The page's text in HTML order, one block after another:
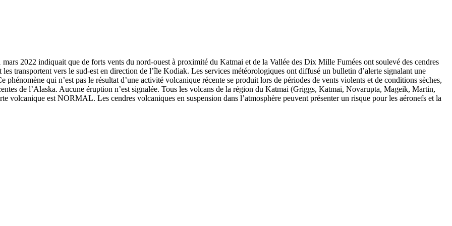
2022 indiquait que de forts vents du nord-ouest à proximité du Katmai et de la Vallée des Dix Mille Fumées ont soulevé des cendres
transportent vers le sud-est en direction de l’île Kodiak. Les services météorologiques ont diffusé un bulletin d’alerte signalant une
phénomène qui n’est pas le résultat d’une activité volcanique récente se produit lors de périodes de vents violents et de conditions sèches,
de l’Alaska. Aucune éruption n’est signalée. Tous les volcans de la région du Katmai (Griggs, Katmai, Novarupta, Mageik, Martin,
volcanique est NORMAL. Les cendres volcaniques en suspension dans l’atmosphère peuvent présenter un risque pour les aéronefs et la